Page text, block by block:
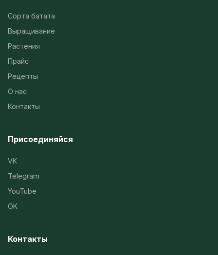
Сорта батата
Выращивание
Растения
Прайс
Рецепты
О нас
Контакты
Присоединяйся
VK
Telegram
YouTube
OK
Контакты